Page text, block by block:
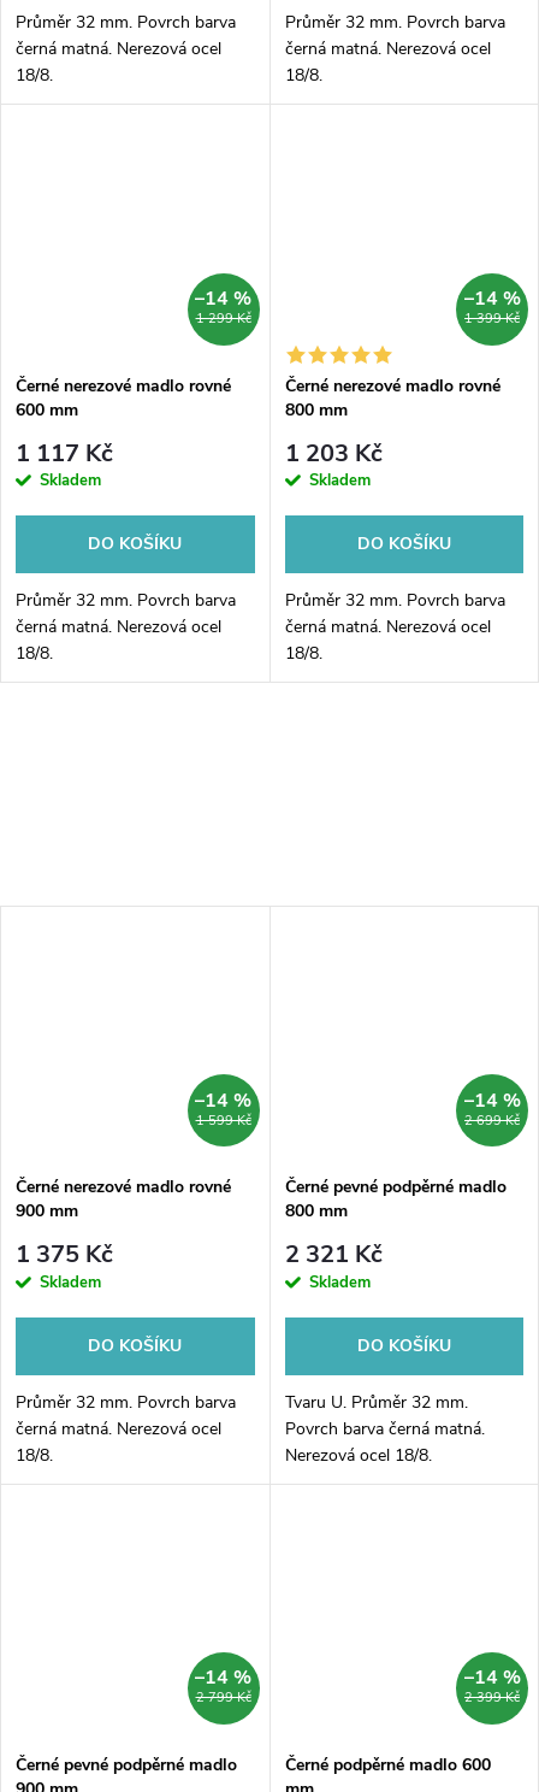
Průměr 32 mm. Povrch barva
černá matná. Nerezová ocel
18/8.
Průměr 32 mm. Povrch barva
černá matná. Nerezová ocel
18/8.
1 299 Kč
–14 %
Černé nerezové madlo rovné
600 mm
1 117 Kč
Skladem
DO KOŠÍKU
Průměr 32 mm. Povrch barva
černá matná. Nerezová ocel
18/8.
1 399 Kč
–14 %
Černé nerezové madlo rovné
800 mm
1 203 Kč
Skladem
DO KOŠÍKU
Průměr 32 mm. Povrch barva
černá matná. Nerezová ocel
18/8.
1 599 Kč
–14 %
Černé nerezové madlo rovné
900 mm
1 375 Kč
Skladem
DO KOŠÍKU
Průměr 32 mm. Povrch barva
černá matná. Nerezová ocel
18/8.
2 699 Kč
–14 %
Černé pevné podpěrné madlo
800 mm
2 321 Kč
Skladem
DO KOŠÍKU
Tvaru U. Průměr 32 mm.
Povrch barva černá matná.
Nerezová ocel 18/8.
2 799 Kč
–14 %
Černé pevné podpěrné madlo
2 399 Kč
–14 %
Černé podpěrné madlo 600